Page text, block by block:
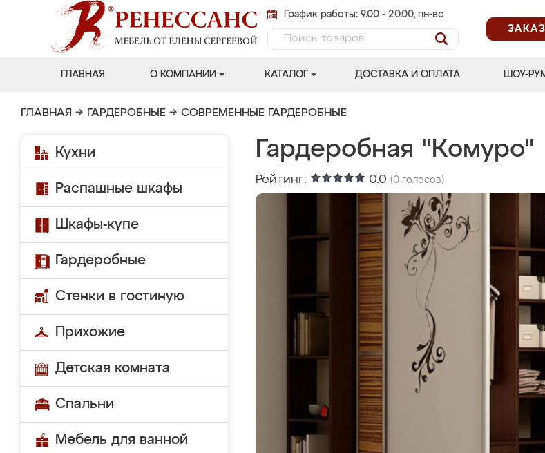
График работы: 9.00 - 20.00, пн-вс
ГЛАВНАЯ О КОМПАНИИ КАТАЛОГ ДОСТАВКА И ОПЛАТА ШОУ-
ГЛАВНАЯ → ГАРДЕРОБНЫЕ → СОВРЕМЕННЫЕ ГАРДЕРОБНЫЕ
Кухни
Распашные шкафы
Шкафы-купе
Гардеробные
Стенки в гостиную
Прихожие
Детская комната
Спальни
Мебель для ванной
Гардеробная "Комуро"
Рейтинг: 0.0 (0 голосов)